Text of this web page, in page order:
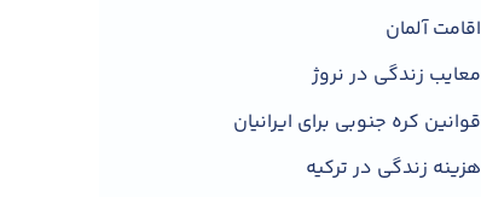
اقامت آلمان
معایب زندگی در نروژ
قوانین کره جنوبی برای ایرانیان
هزینه زندگی در ترکیه